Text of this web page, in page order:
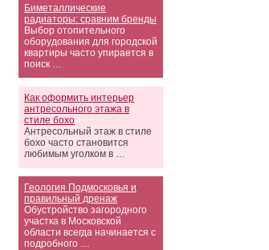
Биметаллические
радиаторы: сравним бренды
Выбор отопительного
оборудования для городской
квартиры часто упирается в
поиск …
Как оформить интерьер
антресольного этажа в
стиле бохо
Антресольный этаж в стиле
бохо часто становится
любимым уголком в …
Геология Подмосковья и
правильный дренаж
Обустройство загородного
участка в Московской
области всегда начинается с
подробного …